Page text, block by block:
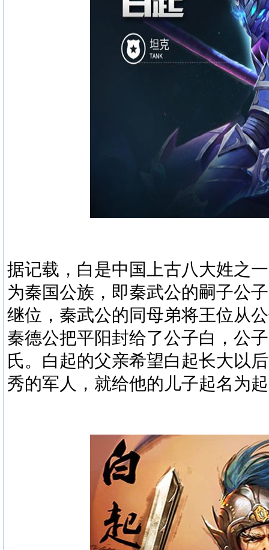
据记载，白是中国上古八大姓之
为秦国公族，即秦武公的嗣子公
继位，秦武公的同母弟将王位从
秦德公把平阳封给了公子白，公
氏。白起的父亲希望白起长大以
秀的军人，就给他的儿子起名为